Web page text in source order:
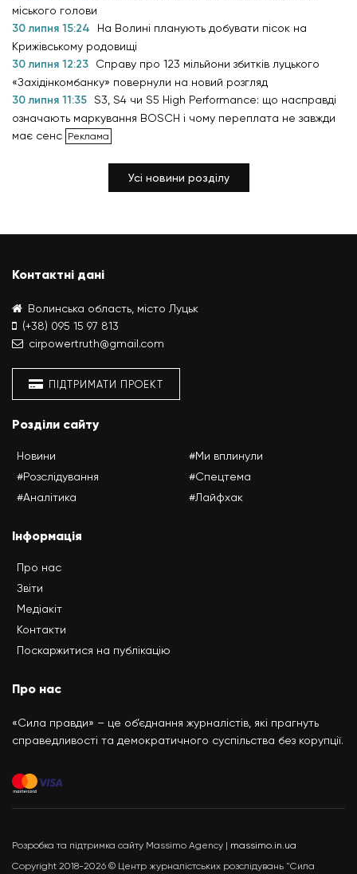
міського голови
30 липня 15:24
На Волині планують добувати пісок на
Крижівському родовищі
30 липня 12:23
Справу про 123 мільйони збитків луцького
«Західінкомбанку» повернули на новий розгляд
30 липня 11:35 S3, S4 чи S5 High Performance: що насправді
означають маркування BOSCH і чому переплата не завжди
має сенс
Усі новини розділу
Контактні дані
Волинська область, місто Луцьк
(+38) 095 15 97 813
cirpowertruth@gmail.com
ПІДТРИМАТИ ПРОЕКТ
Розділи сайту
Новини
#Розслідування
#Аналітика
#Ми вплинули
#Спецтема
#Лайфхак
Інформація
Про нас
Звіти
Медіакіт
Контакти
Поскаржитися на публікацію
Про нас
«Сила правди» – це об’єднання журналістів, які прагнуть
справедливості та демократичного суспільства без корупції.
Розробка та підтримка сайту Massimo Agency | massimo.in.ua
Copyright 2018-2026 © Центр журналістських розслідувань "Сила